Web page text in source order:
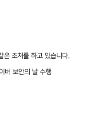
은 조처를 하고 있습니다.
버 보안의 날 수행